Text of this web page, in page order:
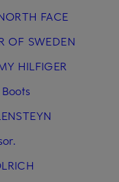
FACE
OF SWEDEN
HILFIGER